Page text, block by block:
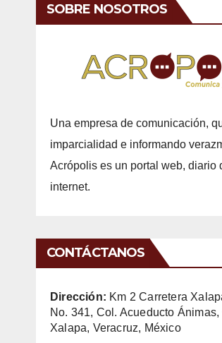
SOBRE NOSOTROS
Una empresa de comunicación,
imparcialidad e informando
Acrópolis es un portal web, diario
internet.
CONTÁCTANOS
Dirección: Km 2 Carretera
No. 341, Col. Acueducto Ánimas,
Xalapa, Veracruz, México